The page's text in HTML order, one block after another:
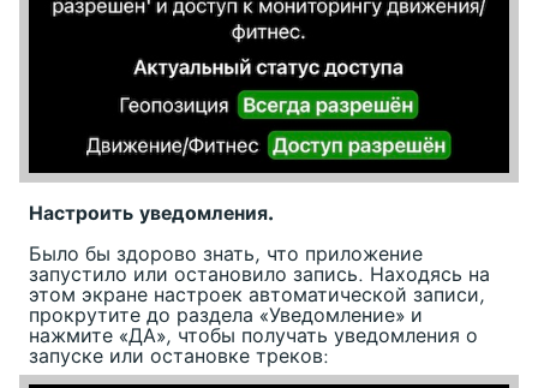
Настроить уведомления.
Было бы здорово знать, что приложение
запустило или остановило запись. Находясь на
этом экране настроек автоматической записи,
прокрутите до раздела «Уведомление» и
нажмите «ДА», чтобы получать уведомления о
запуске или остановке треков: